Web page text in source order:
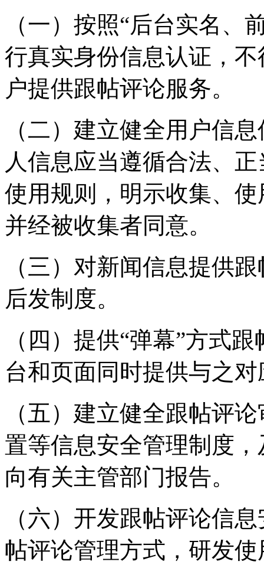
（一）按照“后台实名、
行真实身份信息认证，
户提供跟帖评论服务。
（二）建立健全用户信
人信息应当遵循合法、
使用规则，明示收集、
并经被收集者同意。
（三）对新闻信息提供
后发制度。
（四）提供“弹幕”方式
台和页面同时提供与之
（五）建立健全跟帖评
置等信息安全管理制度
向有关主管部门报告。
（六）开发跟帖评论信
帖评论管理方式，研发